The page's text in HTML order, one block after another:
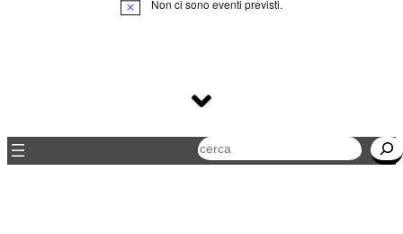
Notice Non ci sono eventi previsti.
Cerca